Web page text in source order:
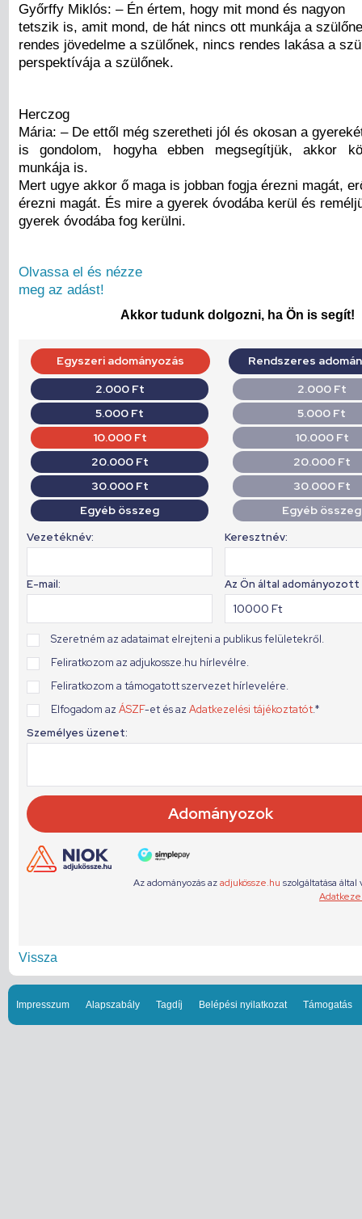
Győrffy Miklós: – Én értem, hogy mit mond és nagyon
tetszik is, amit mond, de hát nincs ott munkája a
rendes jövedelme a szülőnek, nincs rendes lakása a
perspektívája a szülőnek.
Herczog
Mária: – De ettől még szeretheti jól és okosan a
is gondolom, hogyha ebben megsegítjük, akkor
munkája is.
Mert ugye akkor ő maga is jobban fogja érezni magát,
érezni magát. És mire a gyerek óvodába kerül és
gyerek óvodába fog kerülni.
Olvassa el és nézze
meg az adást!
Akkor tudunk dolgozni, ha Ön is segít!
Vissza
Impresszum Alapszabály Tagdíj Belépési nyilatkozat Támogatás